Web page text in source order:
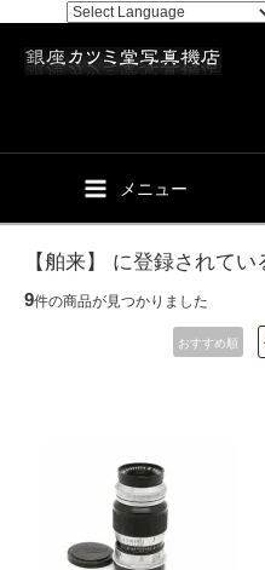
メニュー
【舶来】 に登録されてい
9件の商品が見つかりました
おすすめ順